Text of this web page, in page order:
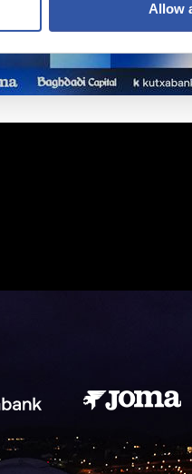
Allow